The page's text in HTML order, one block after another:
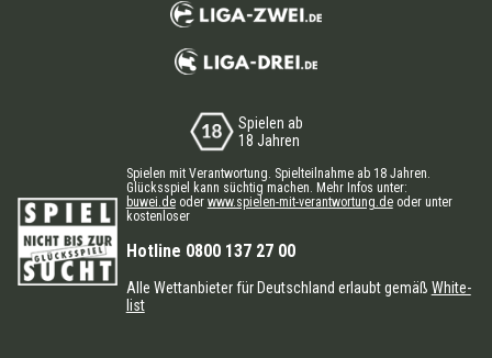
Spielen ab
18 Jahren
Spielen mit Verantwortung. Spielteilnahme ab 18 Jahren.
Glücksspiel kann süchtig machen. Mehr Infos unter:
buwei.deoder www.spielen-mit-verantwortung.deoder unter
kostenloser
Hotline 0800 137 27 00
Alle Wettanbieter für Deutschland erlaubt gemäß White-
list